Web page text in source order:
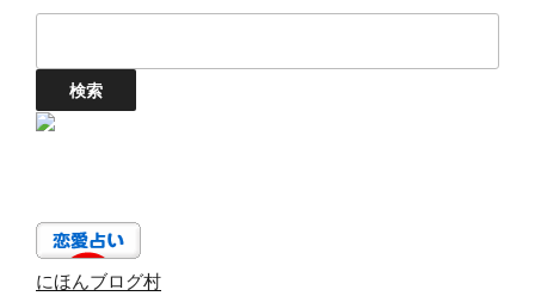
にほんブログ村